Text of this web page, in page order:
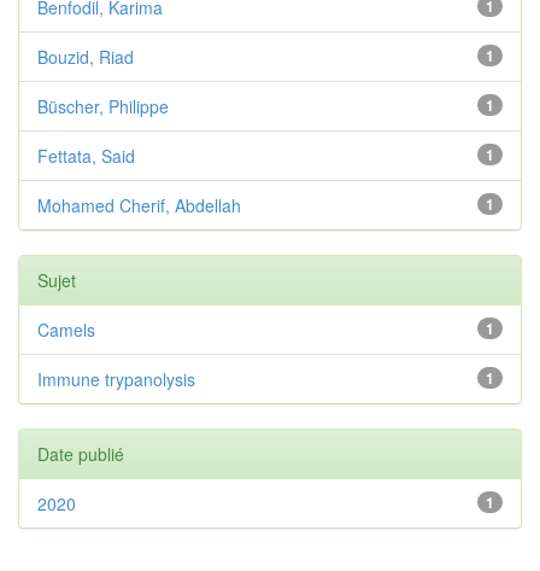
1
Benfodil, Karima
1
Bouzid, Riad
1
Büscher, Philippe
1
Fettata, Said
1
Mohamed Cherif, Abdellah
Sujet
1
Camels
1
Immune trypanolysis
Date publié
1
2020